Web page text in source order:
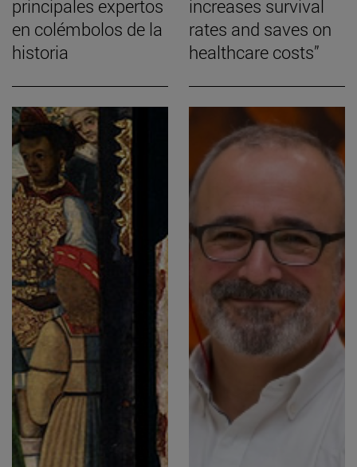
principales expertos
en colémbolos de la
historia
increases survival
rates and saves on
healthcare costs”